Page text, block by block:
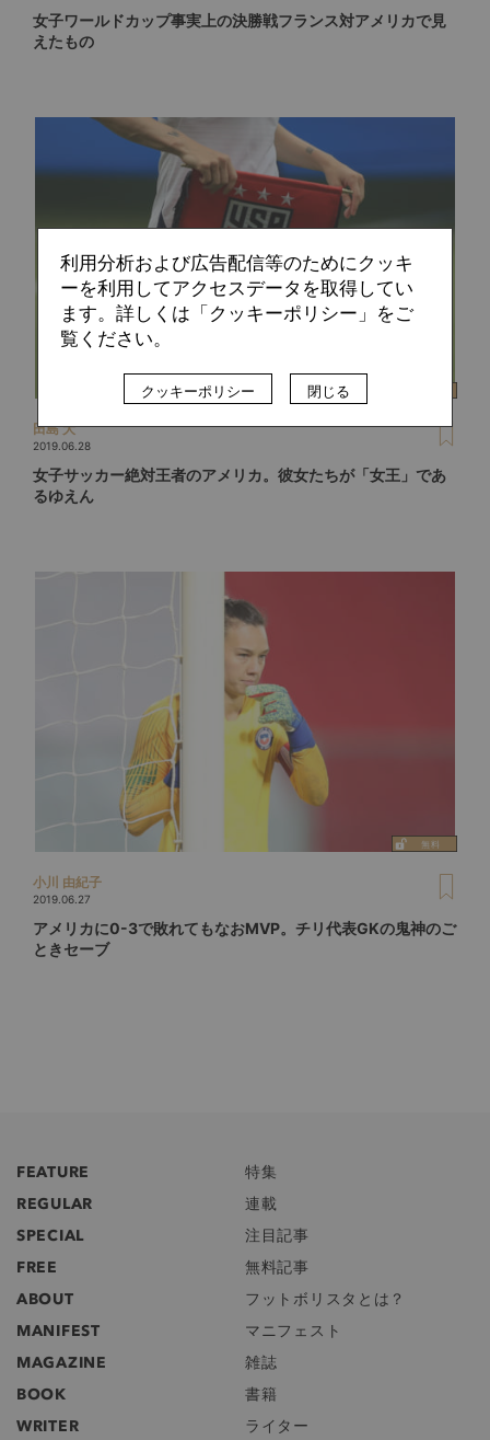
女子ワールドカップ事実上の決勝戦フランス対アメリカで見
えたもの
田島 大
2019.06.28
女子サッカー絶対王者のアメリカ。彼女たちが「女王」であ
るゆえん
小川 由紀子
2019.06.27
アメリカに0-3で敗れてもなおMVP。チリ代表GKの鬼神のご
ときセーブ
FEATURE
特集
REGULAR
連載
SPECIAL
注目記事
FREE
無料記事
ABOUT
フットボリスタとは？
MANIFEST
マニフェスト
MAGAZINE
雑誌
BOOK
書籍
WRITER
ライター
利用分析および広告配信等のためにクッキ
ーを利用してアクセスデータを取得してい
ます。詳しくは「クッキーポリシー」をご
覧ください。
クッキーポリシー 閉じる